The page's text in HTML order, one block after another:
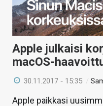
Apple julkaisi
macOS-
30.11.2017 - 15:35 /
Apple paikkasi